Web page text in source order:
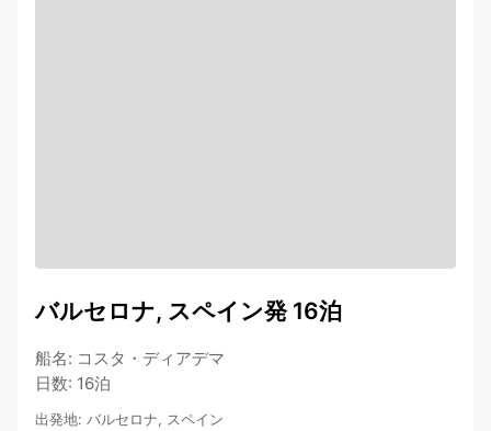
バルセロナ, スペイン発 16泊
船名: コスタ・ディアデマ
日数: 16泊
出発地: バルセロナ, スペイン